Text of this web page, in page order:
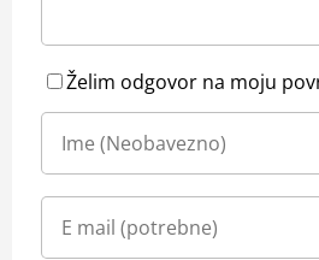
Želim odgovor na moju